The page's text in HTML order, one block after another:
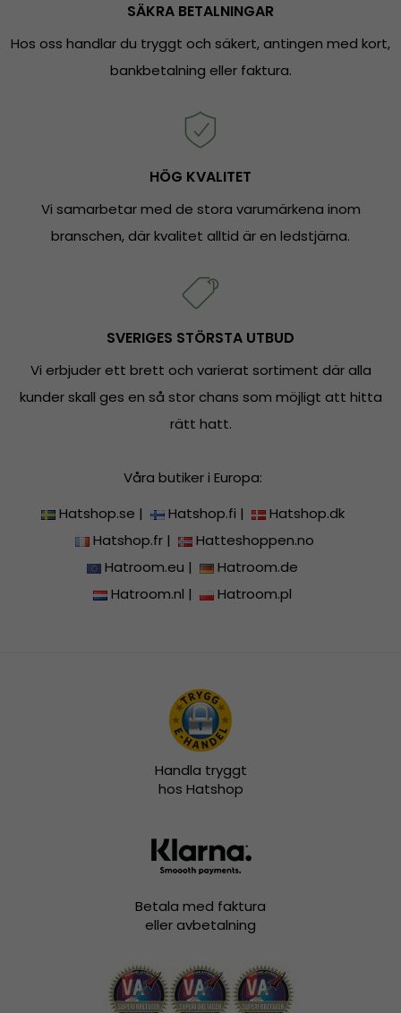
SÄKRA BETALNINGAR
Hos oss handlar du tryggt och säkert, antingen med kort,
bankbetalning eller faktura.
HÖG KVALITET
Vi samarbetar med de stora varumärkena inom
branschen, där kvalitet alltid är en ledstjärna.
SVERIGES STÖRSTA UTBUD
Vi erbjuder ett brett och varierat sortiment där alla
kunder skall ges en så stor chans som möjligt att hitta
rätt hatt.
Våra butiker i Europa:
Hatshop.se | Hatshop.fi |
Hatshop.dk
Hatshop.fr|
Hatteshoppen.no
Hatroom.eu |
Hatroom.de
Hatroom.nl | Hatroom.pl
Handla tryggt
hos Hatshop
Betala med faktura
eller avbetalning